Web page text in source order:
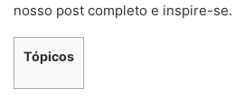
nosso post completo e inspire-se.
Tópicos